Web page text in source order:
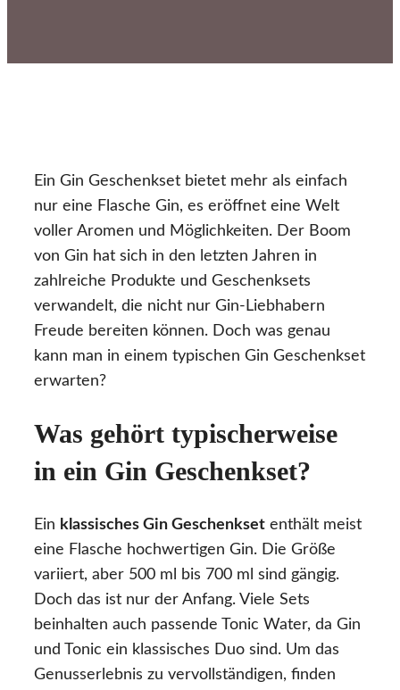
Ein Gin Geschenkset bietet mehr als einfach
nur eine Flasche Gin, es eröffnet eine Welt
voller Aromen und Möglichkeiten. Der Boom
von Gin hat sich in den letzten Jahren in
zahlreiche Produkte und Geschenksets
verwandelt, die nicht nur Gin-Liebhabern
Freude bereiten können. Doch was genau
kann man in einem typischen Gin Geschenkset
erwarten?
Was gehört typischerweise
in ein Gin Geschenkset?
Ein klassisches Gin Geschenkset enthält meist
eine Flasche hochwertigen Gin. Die Größe
variiert, aber 500 ml bis 700 ml sind gängig.
Doch das ist nur der Anfang. Viele Sets
beinhalten auch passende Tonic Water, da Gin
und Tonic ein klassisches Duo sind. Um das
Genusserlebnis zu vervollständigen, finden